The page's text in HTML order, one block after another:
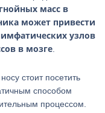
масс в
может привести
узлов
в мозге
стоит посетить
способом
процессом.